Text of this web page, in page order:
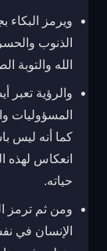
ويرمز البكاء
الذنوب
الله والتوبة
والرؤية تعبر
المسؤوليات
كما أنه ليس
انعكاس لهذه
حياته.
ومن ثم ترمز
الإنسان في